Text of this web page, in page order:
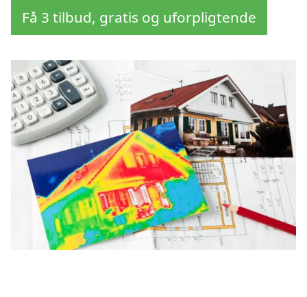
Få 3 tilbud, gratis og uforpligtende